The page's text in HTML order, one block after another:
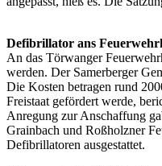
Defibrillator ans
An das Törwanger
werden. Der Samerberger
Die Kosten betragen rund
Freistaat gefördert werde,
Anregung zur Anschaffung
Grainbach und Roßholzner
Defibrillatoren ausgestattet.